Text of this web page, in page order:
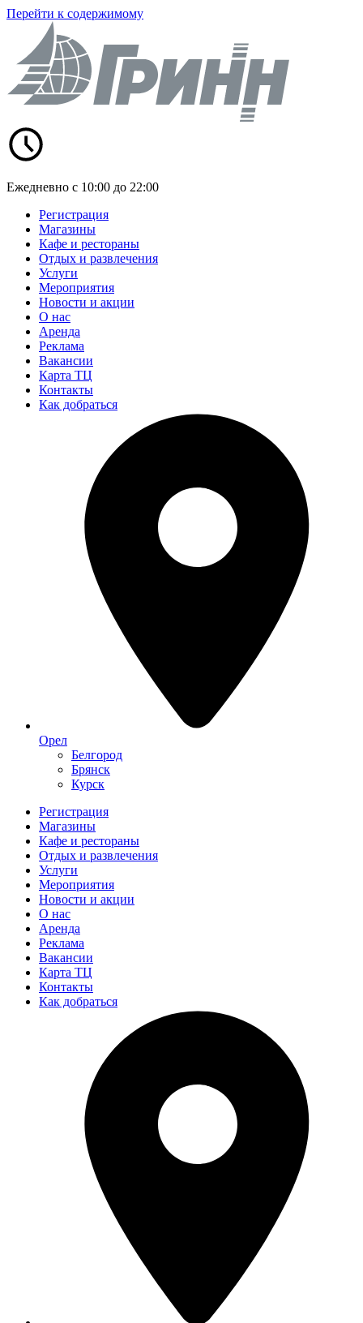
Перейти к содержимому
Ежедневно с 10:00 до 22:00
Регистрация
Магазины
Кафе и рестораны
Отдых и развлечения
Услуги
Мероприятия
Новости и акции
О нас
Аренда
Реклама
Вакансии
Карта ТЦ
Контакты
Как добраться
Орел
Белгород
Брянск
Курск
Регистрация
Магазины
Кафе и рестораны
Отдых и развлечения
Услуги
Мероприятия
Новости и акции
О нас
Аренда
Реклама
Вакансии
Карта ТЦ
Контакты
Как добраться